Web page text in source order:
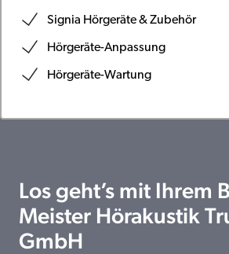
Signia Hörgeräte & Zubehör
Hörgeräte-Anpassung
Hörgeräte-Wartung
Los geht’s mit Ihrem
Meister Hörakustik
GmbH